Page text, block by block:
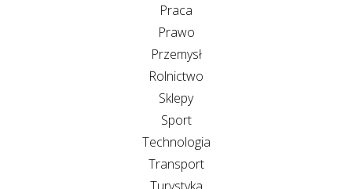
Praca
Prawo
Przemysł
Rolnictwo
Sklepy
Sport
Technologia
Transport